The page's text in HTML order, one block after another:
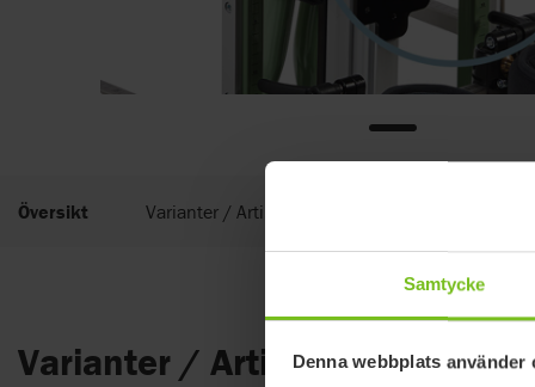
Samtycke
Denna webbplats använder
Översikt Varianter / Artikelnummer
Varianter / Artikelnummer